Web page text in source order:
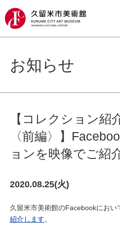
お知らせ
【コレクション
〈前編〉】
ョンを映像でご紹
2020.08.25(火)
久留米市美術館のFacebookにおい
紹介します。